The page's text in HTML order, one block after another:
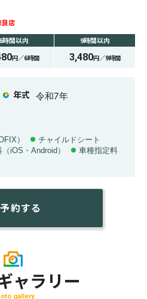
店
6時間以内
円／6時間
9時間以内
3,480円／9時間
年式 令和7年
）
チャイルドシート
iOS・Android）
車種指定料
予約する
ャラリー
gallery